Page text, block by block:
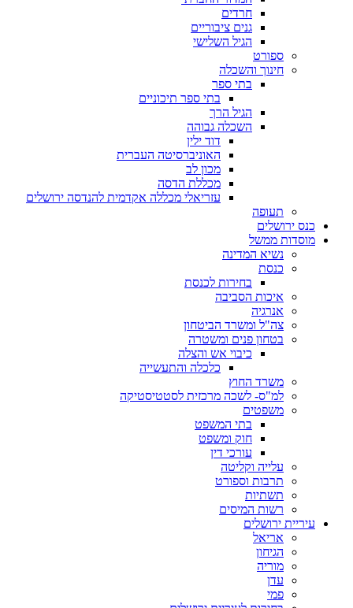
חרדים
גנים ציבוריים
הגיל השלישי
ספורט
חינוך והשכלה
בתי ספר
בתי ספר תיכוניים
הגיל הרך
השכלה גבוהה
דוד ילין
האוניברסיטה העברית
מכון לב
מכללת הדסה
עזריאלי מכללה אקדמית להנדסה ירושלים
תעופה
כנס ירושלים
מוסדות ממשל
נשיא המדינה
כנסת
בחירות לכנסת
איכות הסביבה
אנרגיה
צה"ל ומשרד הביטחון
בטחון פנים ומשטרה
כיבוי אש והצלה
כלכלה והתעשייה
משרד החוץ
למ"ס- לשכה מרכזית לסטטיסטיקה
משפטים
בתי המשפט
חוק ומשפט
עורכי דין
עלייה וקליטה
תרבות וספורט
תשתיות
רשות המיסים
עיריית ירושלים
אריאל
הגיחון
מוריה
עדן
פמי